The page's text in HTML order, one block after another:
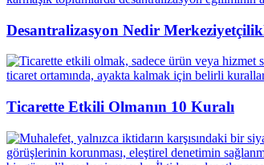
Desantralizasyon Nedir
Ticarette Etkili Olmanın 10 Kuralı